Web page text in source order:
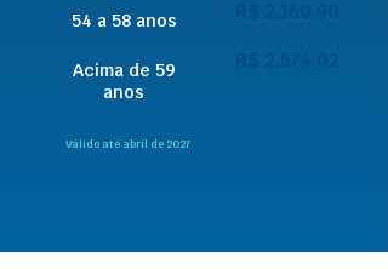
54 a 58 anos
Acima de 59
anos
Válido até abril de 2027